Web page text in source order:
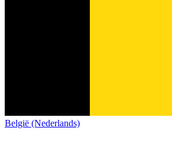
België (Nederlands)